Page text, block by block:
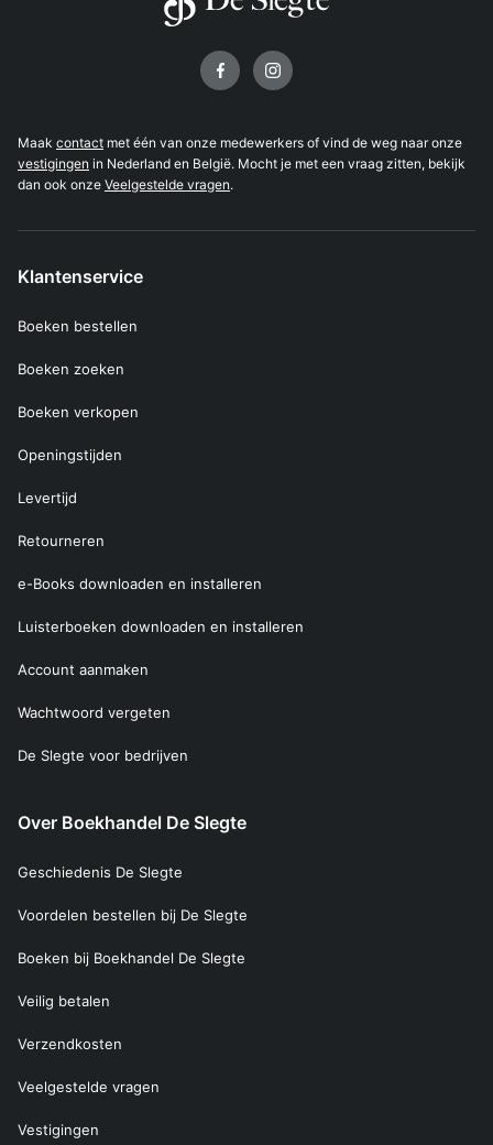
Maak contact met één van onze medewerkers of vind de weg naar onze
vestigingen in Nederland en België. Mocht je met een vraag zitten, bekijk
dan ook onze Veelgestelde vragen.
Klantenservice
Boeken bestellen
Boeken zoeken
Boeken verkopen
Openingstijden
Levertijd
Retourneren
e-Books downloaden en installeren
Luisterboeken downloaden en installeren
Account aanmaken
Wachtwoord vergeten
De Slegte voor bedrijven
Over Boekhandel De Slegte
Geschiedenis De Slegte
Voordelen bestellen bij De Slegte
Boeken bij Boekhandel De Slegte
Veilig betalen
Verzendkosten
Veelgestelde vragen
Vestigingen